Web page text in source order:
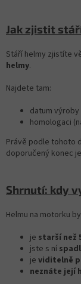
Jak zjistit
Stáří helmy zjistíte
helmy.
Najdete tam:
datum výroby
homologaci
Právě podle tohoto
doporučený konec
Shrnutí: kdy
Helmu na motorku
je starší než
jste s ní
je viditelně
neznáte její